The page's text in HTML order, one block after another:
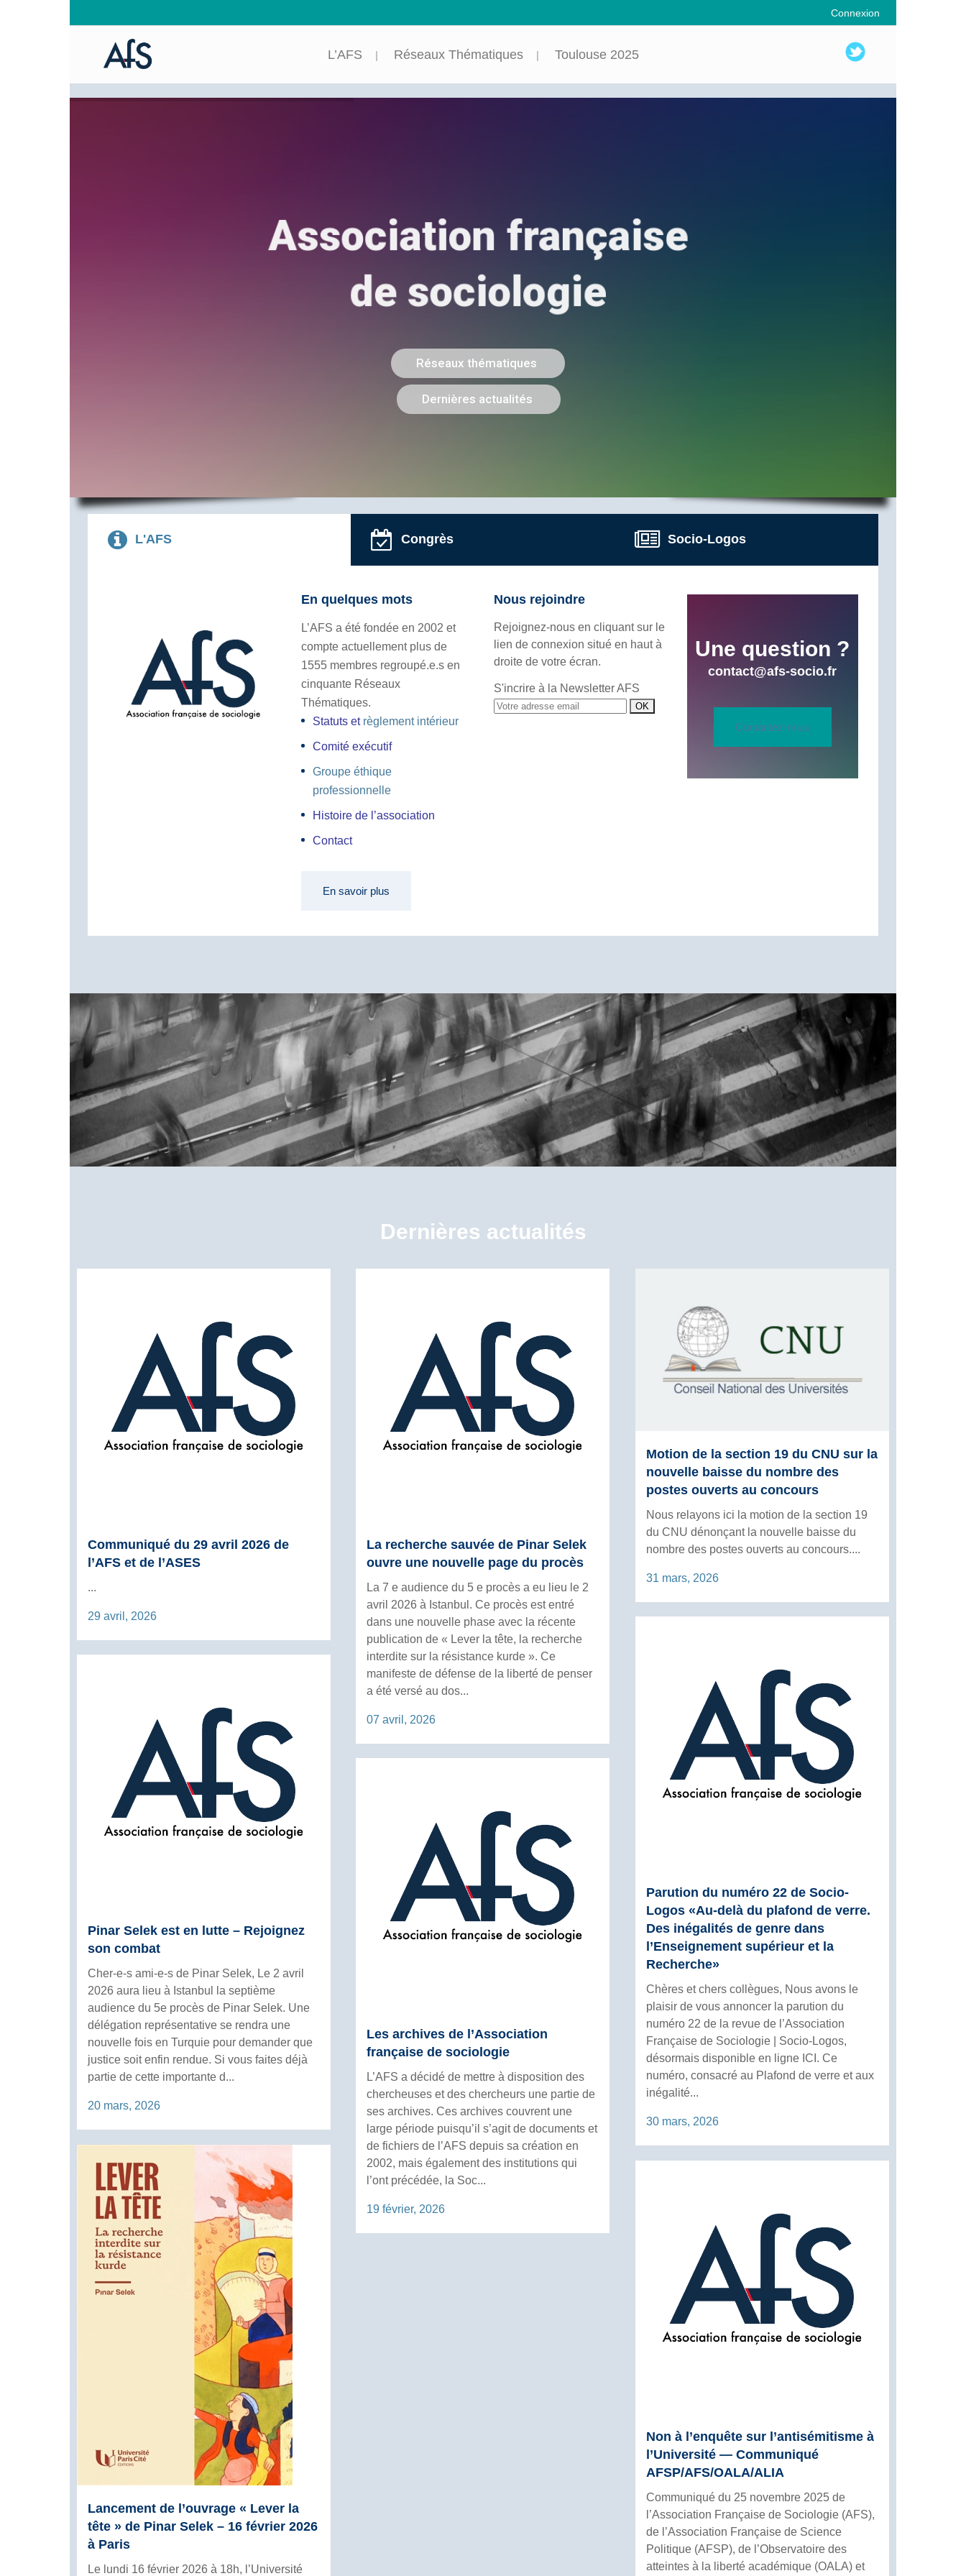
Connexion
L’AFS Réseaux Thématiques Toulouse 2025
L'AFS Congrès Socio-Logos
En quelques mots
L’AFS a été fondée en 2002 et
compte actuellement plus de
1555 membres regroupé.e.s en
cinquante Réseaux
Thématiques.
Statutset règlement intérieur
Comité exécutif
Groupe éthique
professionnelle
Histoire de l’association
Contact
En savoir plus
Nous rejoindre
Rejoignez-nous en cliquant sur le
lien de connexion situé en haut à
droite de votre écran.
S'incrire à la Newsletter AFS
Une question ?
contact@afs-socio.fr
Contactez-nous
Dernières actualités
Communiqué du 29 avril 2026 de
l’AFS et de l’ASES
...
29 avril, 2026
La recherche sauvée de Pinar Selek
ouvre une nouvelle page du procès
La 7 e audience du 5 e procès a eu lieu le 2
avril 2026 à Istanbul. Ce procès est entré
dans une nouvelle phase avec la récente
publication de « Lever la tête, la recherche
interdite sur la résistance kurde ». Ce
manifeste de défense de la liberté de penser
a été versé au dos...
07 avril, 2026
Motion de la section 19 du CNU sur la
nouvelle baisse du nombre des
postes ouverts au concours
Nous relayons ici la motion de la section 19
du CNU dénonçant la nouvelle baisse du
nombre des postes ouverts au concours....
31 mars, 2026
Parution du numéro 22 de Socio-
Logos «Au-delà du plafond de verre.
Des inégalités de genre dans
l’Enseignement supérieur et la
Recherche»
Chères et chers collègues, Nous avons le
plaisir de vous annoncer la parution du
numéro 22 de la revue de l’Association
Française de Sociologie | Socio-Logos,
désormais disponible en ligne ICI. Ce
numéro, consacré au Plafond de verre et aux
inégalité...
30 mars, 2026
Pinar Selek est en lutte – Rejoignez
son combat
Cher-e-s ami-e-s de Pinar Selek, Le 2 avril
2026 aura lieu à Istanbul la septième
audience du 5e procès de Pinar Selek. Une
délégation représentative se rendra une
nouvelle fois en Turquie pour demander que
justice soit enfin rendue. Si vous faites déjà
partie de cette importante d...
20 mars, 2026
Les archives de l’Association
française de sociologie
L’AFS a décidé de mettre à disposition des
chercheuses et des chercheurs une partie de
ses archives. Ces archives couvrent une
large période puisqu’il s’agit de documents et
de fichiers de l’AFS depuis sa création en
2002, mais également des institutions qui
l’ont précédée, la Soc...
19 février, 2026
Lancement de l’ouvrage « Lever la
tête » de Pinar Selek – 16 février 2026
à Paris
Le lundi 16 février 2026 à 18h, l’Université
Non à l’enquête sur l’antisémitisme à
l’Université — Communiqué
AFSP/AFS/OALA/ALIA
Communiqué du 25 novembre 2025 de
l’Association Française de Sociologie (AFS),
de l’Association Française de Science
Politique (AFSP), de l’Observatoire des
atteintes à la liberté académique (OALA) et